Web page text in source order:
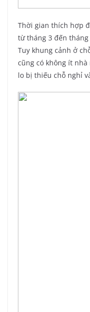
Thời gian thích hợp
từ tháng 3 đến
Tuy khung cảnh ở
cũng có không ít
lo bị thiếu chỗ nghỉ